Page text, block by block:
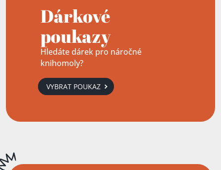
Dárkové
poukazy
Hledáte dárek pro náročné
knihomoly?
VYBRAT POUKAZ